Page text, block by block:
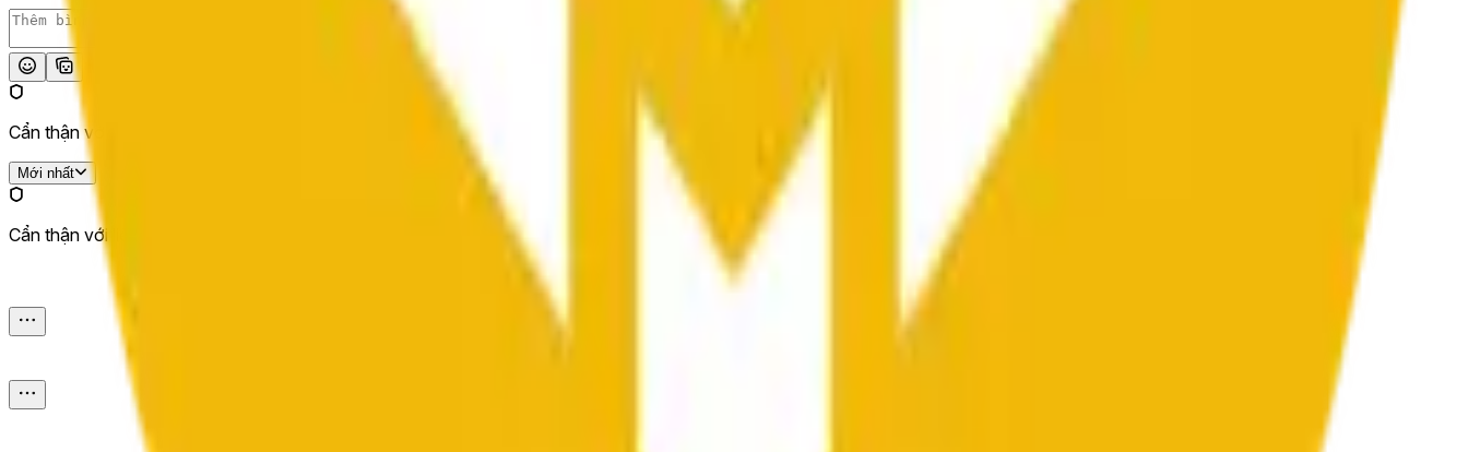
Cẩn thận với liên kết bên ngoài.
Mới nhất
Cẩn thận với liên kết bên ngoài.